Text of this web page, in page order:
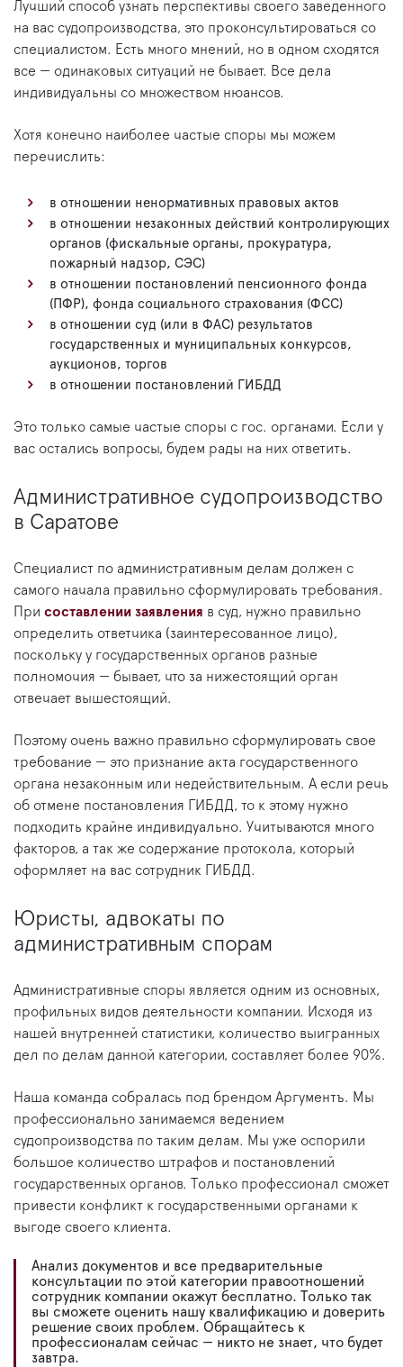
Лучший способ узнать перспективы своего заведенного
на вас судопроизводства, это проконсультироваться со
специалистом. Есть много мнений, но в одном сходятся
все — одинаковых ситуаций не бывает. Все дела
индивидуальны со множеством нюансов.
Хотя конечно наиболее частые споры мы можем
перечислить:
в отношении ненормативных правовых актов
в отношении незаконных действий контролирующих
органов (фискальные органы, прокуратура,
пожарный надзор, СЭС)
в отношении постановлений пенсионного фонда
(ПФР), фонда социального страхования (ФСС)
в отношении суд (или в ФАС) результатов
государственных и муниципальных конкурсов,
аукционов, торгов
в отношении постановлений ГИБДД
Это только самые частые споры с гос. органами. Если у
вас остались вопросы, будем рады на них ответить.
Административное судопроизводство
в Саратове
Специалист по административным делам должен с
самого начала правильно сформулировать требования.
При составлении заявления в суд, нужно правильно
определить ответчика (заинтересованное лицо),
поскольку у государственных органов разные
полномочия — бывает, что за нижестоящий орган
отвечает вышестоящий.
Поэтому очень важно правильно сформулировать свое
требование — это признание акта государственного
органа незаконным или недействительным. А если речь
об отмене постановления ГИБДД, то к этому нужно
подходить крайне индивидуально. Учитываются много
факторов, а так же содержание протокола, который
оформляет на вас сотрудник ГИБДД.
Юристы, адвокаты по
административным спорам
Административные споры является одним из основных,
профильных видов деятельности компании. Исходя из
нашей внутренней статистики, количество выигранных
дел по делам данной категории, составляет более 90%.
Наша команда собралась под брендом Аргументъ. Мы
профессионально занимаемся ведением
судопроизводства по таким делам. Мы уже оспорили
большое количество штрафов и постановлений
государственных органов. Только профессионал сможет
привести конфликт к государственными органами к
выгоде своего клиента.
Анализ документов и все предварительные
консультации по этой категории правоотношений
сотрудник компании окажут бесплатно. Только так
вы сможете оценить нашу квалификацию и доверить
решение своих проблем. Обращайтесь к
профессионалам сейчас — никто не знает, что будет
завтра.